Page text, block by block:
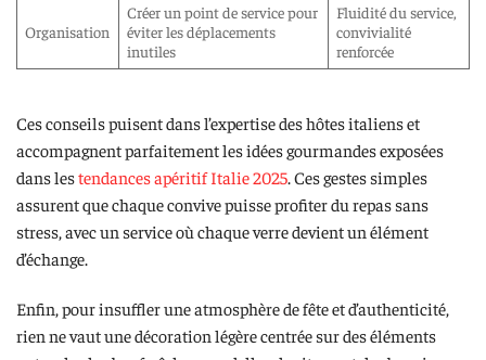
Organisation
Créer un point de service pour
éviter les déplacements
inutiles
Fluidité du service,
convivialité
renforcée
Ces conseils puisent dans l’expertise des hôtes italiens et
accompagnent parfaitement les idées gourmandes exposées
dans lestendances apéritif Italie 2025 . Ces gestes simples
assurent que chaque convive puisse profiter du repas sans
stress, avec un service où chaque verre devient un élément
d’échange.
Enfin, pour insuffler une atmosphère de fête et d’authenticité,
rien ne vaut une décoration légère centrée sur des éléments